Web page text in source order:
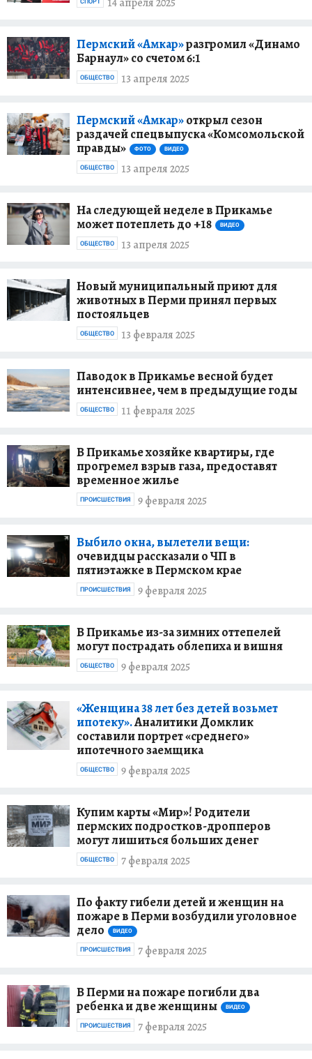
СПОРТ
Пермский «Амкар»разгромил «Динамо
Барнаул» со счетом 6:1
13 апреля 2025
ОБЩЕСТВО
Пермский «Амкар»открыл сезон
раздачей спецвыпуска «Комсомольской
правды»
ФОТО ВИДЕО
13 апреля 2025
ОБЩЕСТВО
На следующей неделе в Прикамье
может потеплеть до +18
ВИДЕО
13 апреля 2025
ОБЩЕСТВО
Новый муниципальный приют для
животных в Перми принял первых
постояльцев
13 февраля 2025
ОБЩЕСТВО
Паводок в Прикамье весной будет
интенсивнее, чем в предыдущие годы
11 февраля 2025
ОБЩЕСТВО
В Прикамье хозяйке квартиры, где
прогремел взрыв газа, предоставят
временное жилье
9 февраля 2025
ПРОИСШЕСТВИЯ
Выбило окна, вылетели вещи:
очевидцы рассказали о ЧП в
пятиэтажке в Пермском крае
9 февраля 2025
ПРОИСШЕСТВИЯ
В Прикамье из-за зимних оттепелей
могут пострадать облепиха и вишня
9 февраля 2025
ОБЩЕСТВО
«Женщина 38 лет без детей возьмет
ипотеку».Аналитики Домклик
составили портрет «среднего»
ипотечного заемщика
9 февраля 2025
ОБЩЕСТВО
Купим карты «Мир»! Родители
пермских подростков-дропперов
могут лишиться больших денег
7 февраля 2025
ОБЩЕСТВО
По факту гибели детей и женщин на
пожаре в Перми возбудили уголовное
дело
ВИДЕО
7 февраля 2025
ПРОИСШЕСТВИЯ
В Перми на пожаре погибли два
ребенка и две женщины
ВИДЕО
7 февраля 2025
ПРОИСШЕСТВИЯ